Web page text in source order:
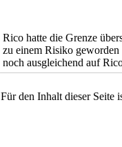
Rico hatte die Grenze
zu einem Risiko
noch ausgleichend auf
Für den Inhalt dieser Seite